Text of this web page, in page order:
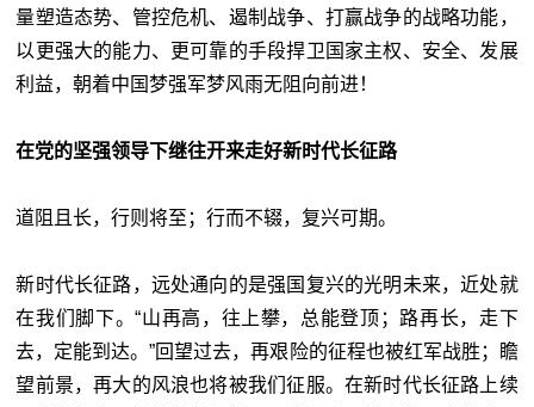
量塑造态势、管控危机、遏制战争、打赢战争的战略功能，
以更强大的能力、更可靠的手段捍卫国家主权、安全、发展
利益，朝着中国梦强军梦风雨无阻向前进！
在党的坚强领导下继往开来走好新时代长征路
道阻且长，行则将至；行而不辍，复兴可期。
新时代长征路，远处通向的是强国复兴的光明未来，近处就
在我们脚下。“山再高，往上攀，总能登顶；路再长，走下
去，定能到达。”回望过去，再艰险的征程也被红军战胜；瞻
望前景，再大的风浪也将被我们征服。在新时代长征路上续